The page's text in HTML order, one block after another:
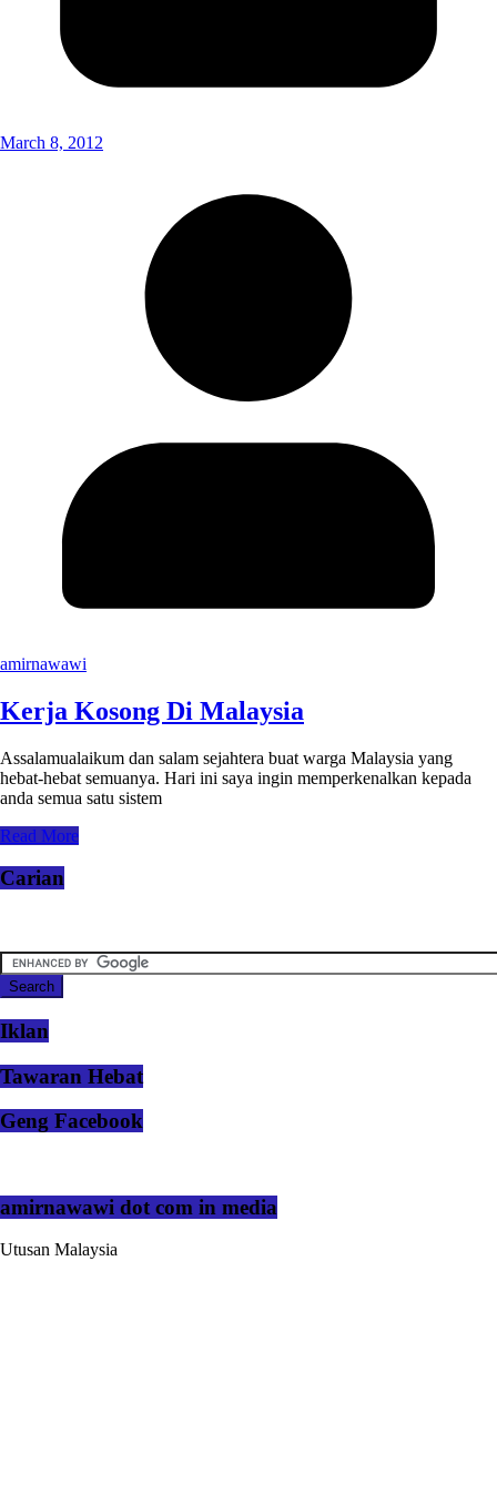
March 8, 2012
amirnawawi
Kerja Kosong Di Malaysia
Assalamualaikum dan salam sejahtera buat warga Malaysia yang
hebat-hebat semuanya. Hari ini saya ingin memperkenalkan kepada
anda semua satu sistem
Read More
Carian
Iklan
Tawaran Hebat
Geng Facebook
amirnawawi dot com in media
Utusan Malaysia